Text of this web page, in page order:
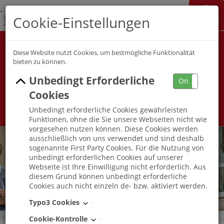
Jobchannel
Job Map
Alle Berufsfelder Alle Berufe
Umkreis
Cookie-Einstellungen
Diese Website nutzt Cookies, um bestmögliche Funktionalität
bieten zu können.
Unbedingt Erforderliche
Cookies
On
Unbedingt erforderliche Cookies gewährleisten
Funktionen, ohne die Sie unsere Webseiten nicht wie
vorgesehen nutzen können. Diese Cookies werden
ausschließlich von uns verwendet und sind deshalb
sogenannte First Party Cookies. Für die Nutzung von
unbedingt erforderlichen Cookies auf unserer
Webseite ist Ihre Einwilligung nicht erforderlich. Aus
diesem Grund können unbedingt erforderliche
Cookies auch nicht einzeln de- bzw. aktiviert werden.
Typo3 Cookies
Cookie-Kontrolle